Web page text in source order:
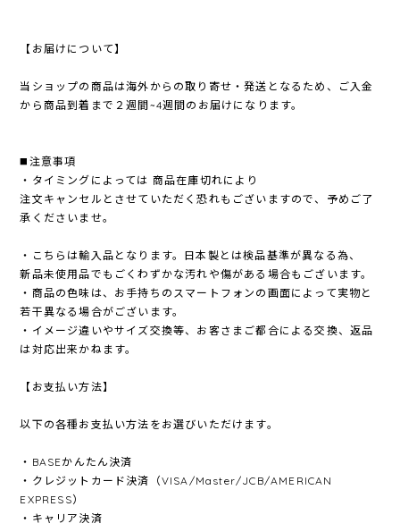
【お届けについて】
当ショップの商品は海外からの取り寄せ・発送となるため、ご入金
から商品到着まで２週間~4週間のお届けになります。
◼️注意事項
・タイミングによっては 商品在庫切れにより
注文キャンセルとさせていただく恐れもございますので、予めご了
承くださいませ。
・こちらは輸入品となります。日本製とは検品基準が異なる為、
新品未使用品でもごくわずかな汚れや傷がある場合もございます。
・商品の色味は、お手持ちのスマートフォンの画面によって実物と
若干異なる場合がございます。
・イメージ違いやサイズ交換等、お客さまご都合による交換、返品
は対応出来かねます。
【お支払い方法】
以下の各種お支払い方法をお選びいただけます。
・BASEかんたん決済
・クレジットカード決済（VISA/Master/JCB/AMERICAN
EXPRESS）
・キャリア決済